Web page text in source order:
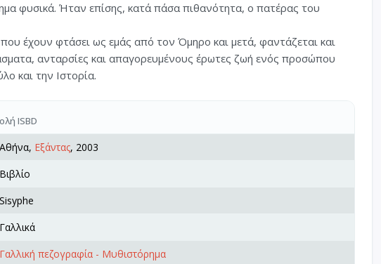
φυσικά. Ήταν επίσης, κατά πάσα πιθανότητα, ο πατέρας του
έχουν φτάσει ως εμάς από τον Όμηρο και μετά, φαντάζεται και
ανταρσίες και απαγορευμένους έρωτες ζωή ενός προσώπου
και την Ιστορία.
ISBD
Αθήνα, Εξάντας, 2003
Βιβλίο
Sisyphe
Γαλλικά
Γαλλική πεζογραφία - Μυθιστόρημα